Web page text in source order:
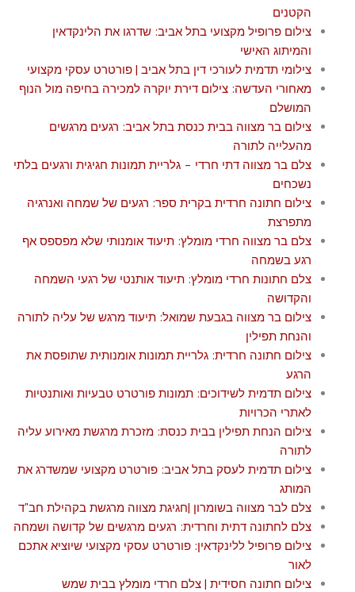
הקטנים
צילום פרופיל מקצועי בתל אביב: שדרגו את הלינקדאין
והמיתוג האישי
צילומי תדמית לעורכי דין בתל אביב | פורטרט עסקי מקצועי
מאחורי העדשה: צילום דירת יוקרה למכירה בחיפה מול הנוף
המושלם
צילום בר מצווה בבית כנסת בתל אביב: רגעים מרגשים
מהעלייה לתורה
צלם בר מצווה דתי חרדי – גלריית תמונות חגיגית ורגעים בלתי
נשכחים
צילום חתונה חרדית בקרית ספר: רגעים של שמחה ואנרגיה
מתפרצת
צלם בר מצווה חרדי מומלץ: תיעוד אומנותי שלא מפספס אף
רגע בשמחה
צלם חתונות חרדי מומלץ: תיעוד אותנטי של רגעי השמחה
והקדושה
צילום בר מצווה בגבעת שמואל: תיעוד מרגש של עליה לתורה
והנחת תפילין
צילום חתונה חרדית: גלריית תמונות אומנותית שתופסת את
הרגע
צילום תדמית לשידוכים: תמונות פורטרט טבעיות ואותנטיות
לאתרי הכרויות
צילום הנחת תפילין בבית כנסת: מזכרת מרגשת מאירוע עליה
לתורה
צילום תדמית לעסק בתל אביב: פורטרט מקצועי שמשדרג את
המותג
צלם לבר מצווה בשומרון |חגיגת מצווה מרגשת בקהילת חב"ד
צלם לחתונה דתית וחרדית: רגעים מרגשים של קדושה ושמחה
צילום פרופיל ללינקדאין: פורטרט עסקי מקצועי שיוציא אתכם
לאור
צילום חתונה חסידית | צלם חרדי מומלץ בבית שמש